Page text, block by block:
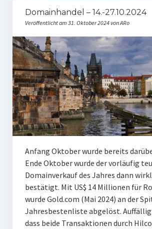
Domainhandel – 14.-27.10.2024
Veröffentlicht am 31. Oktober 2024 von ARo
Anfang Oktober wurde bereits
Ende Oktober wurde der vorläufig
Domainverkauf des Jahres dann
bestätigt. Mit US$ 14 Millionen für
wurde Gold.com (Mai 2024) an der
Jahresbestenliste abgelöst.
dass beide Transaktionen durch